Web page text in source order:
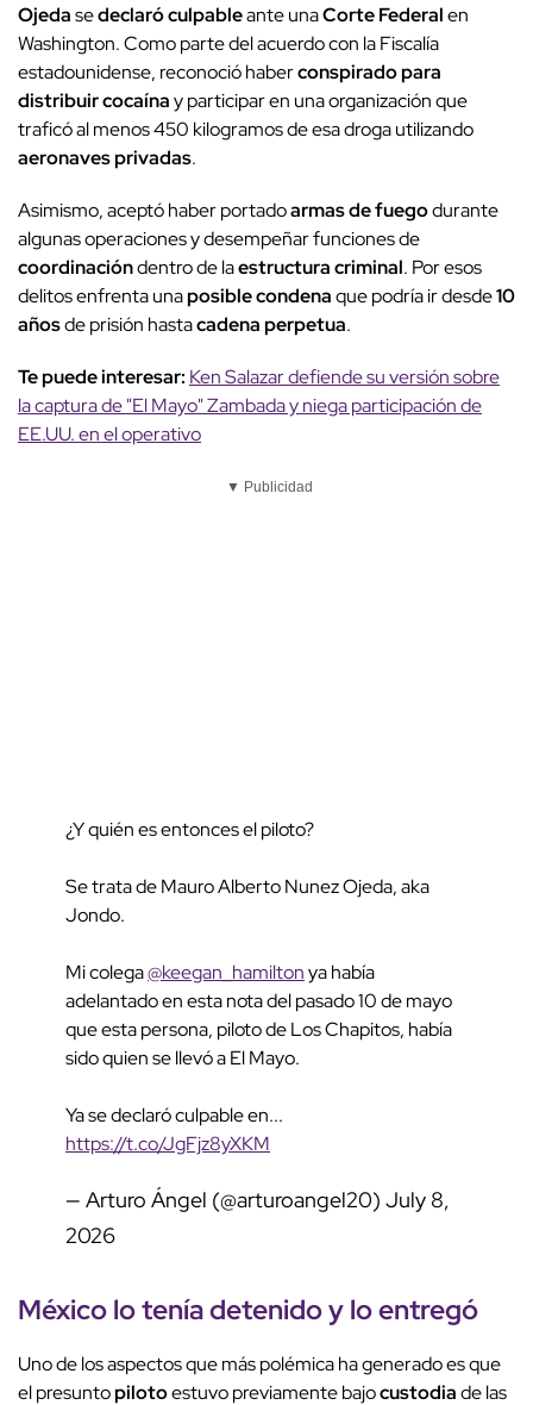
Ojedasedeclaró culpableante unaCorte Federalen
Washington. Como parte del acuerdo con la Fiscalía
estadounidense, reconoció haberconspirado para
distribuircocaínay participar en una organización que
traficó al menos 450 kilogramos de esa droga utilizando
aeronaves privadas.
Asimismo, aceptó haber portadoarmas de fuegodurante
algunas operaciones y desempeñar funciones de
coordinacióndentro de laestructura criminal. Por esos
delitos enfrenta unaposible condenaque podría ir desde10
añosde prisión hastacadena perpetua.
Te puede interesar: Ken Salazar defiende su versión sobre
la captura de "El Mayo" Zambada y niega participación de
EE.UU. en el operativo
▼ Publicidad
¿Y quién es entonces el piloto?
Se trata de Mauro Alberto Nunez Ojeda, aka
Jondo.
Mi colega@keegan_hamiltonya había
adelantado en esta nota del pasado 10 de mayo
que esta persona, piloto de Los Chapitos, había
sido quien se llevó a El Mayo.
Ya se declaró culpable en...
https://t.co/JgFjz8yXKM
— Arturo Ángel (@arturoangel20) July 8,
2026
Méxicolo teníadetenidoy lo entregó
Uno de los aspectos que más polémica ha generado es que
el presuntopilotoestuvo previamente bajocustodiade las